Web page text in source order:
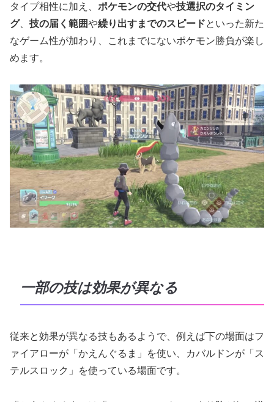
タイプ相性に加え、 ポケモンの交代や技選択のタイミン
グ、 技の届く範囲や繰り出すまでのスピードといった新た
なゲーム性が加わり、これまでにないポケモン勝負が楽し
めます。
一部の技は効果が異なる
従来と効果が異なる技もあるようで、例えば下の場面はフ
ァイアローが「かえんぐるま」を使い、カバルドンが「ス
テルスロック」を使っている場面です。